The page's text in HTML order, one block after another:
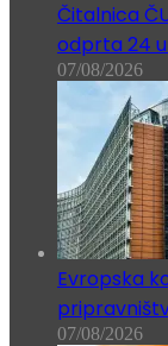
Čitalnica
odprta 24
07/08/2026
Evropska
07/08/2026